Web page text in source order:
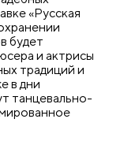
«Русская
будет
и актрисы
традиций и
в дни
танцевально-